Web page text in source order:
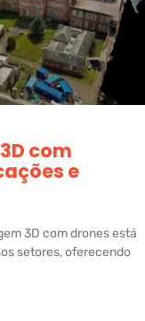
com
e
3D com drones está
setores, oferecendo